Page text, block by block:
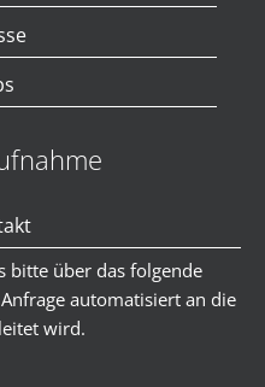
bitte über das folgende
automatisiert an die
wird.